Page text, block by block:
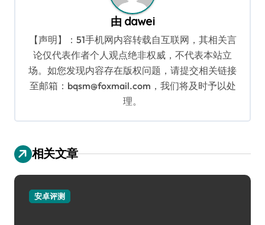
由 dawei
【声明】：51手机网内容转载自互联网，其相关言
论仅代表作者个人观点绝非权威，不代表本站立
场。如您发现内容存在版权问题，请提交相关链接
至邮箱：bqsm@foxmail.com，我们将及时予以处
理。
相关文章
安卓评测